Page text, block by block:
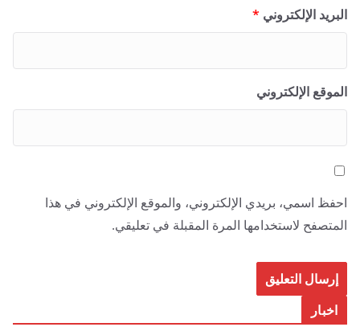
البريد الإلكتروني *
الموقع الإلكتروني
احفظ اسمي، بريدي الإلكتروني، والموقع الإلكتروني في هذا
المتصفح لاستخدامها المرة المقبلة في تعليقي.
اخبار